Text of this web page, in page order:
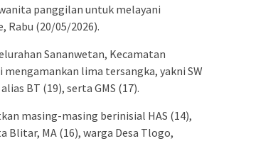
panggilan untuk melayani
Rabu (20/05/2026).
Sananwetan, Kecamatan
lima tersangka, yakni SW
BT (19), serta GMS (17).
masing-masing berinisial HAS (14),
Blitar, MA (16), warga Desa Tlogo,